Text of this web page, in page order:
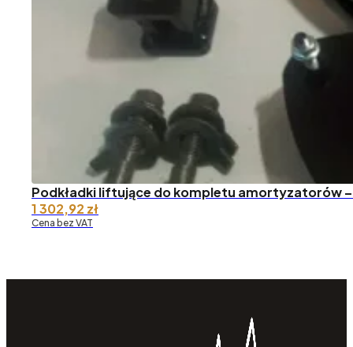
Podkładki liftujące do kompletu amortyzatorów
1 302,92 zł
Cena bez VAT